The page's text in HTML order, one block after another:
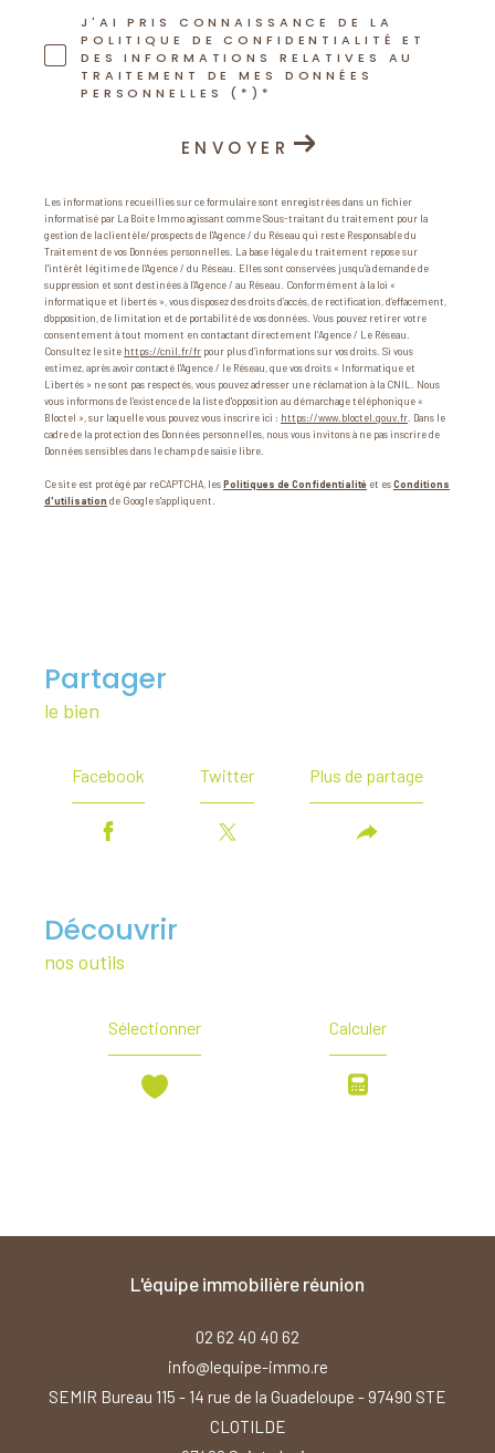
J'AI PRIS CONNAISSANCE DE LA
POLITIQUE DE CONFIDENTIALITÉ ET
DES INFORMATIONS RELATIVES AU
TRAITEMENT DE MES DONNÉES
PERSONNELLES (*)*
ENVOYER
Les informations recueillies sur ce formulaire sont enregistrées dans un fichier
informatisé par La Boite Immo agissant comme Sous-traitant du traitement pour la
gestion de la clientèle/prospects de l'Agence / du Réseau qui reste Responsable du
Traitement de vos Données personnelles. La base légale du traitement repose sur
l'intérêt légitime de l'Agence / du Réseau. Elles sont conservées jusqu'à demande de
suppression et sont destinées à l'Agence / au Réseau. Conformément à la loi «
informatique et libertés », vous disposez des droits d’accès, de rectification, d’effacement,
d’opposition, de limitation et de portabilité de vos données. Vous pouvez retirer votre
consentement à tout moment en contactant directement l’Agence / Le Réseau.
Consultez le site https://cnil.fr/fr pour plus d’informations sur vos droits. Si vous
estimez, après avoir contacté l'Agence / le Réseau, que vos droits « Informatique et
Libertés » ne sont pas respectés, vous pouvez adresser une réclamation à la CNIL. Nous
vous informons de l’existence de la liste d'opposition au démarchage téléphonique «
Bloctel », sur laquelle vous pouvez vous inscrire ici : https://www.bloctel.gouv.fr . Dans le
cadre de la protection des Données personnelles, nous vous invitons à ne pas inscrire de
Données sensibles dans le champ de saisie libre.
Ce site est protégé par reCAPTCHA, lesPolitiques de Confidentialité et esConditions
d'utilisation de Google s'appliquent.
partager
le bien
Facebook Twitter Plus de partage
découvrir
nos outils
Sélectionner Calculer
l'équipe immobilière réunion
02 62 40 40 62
info@lequipe-immo.re
SEMIR Bureau 115 - 14 rue de la Guadeloupe - 97490 STE
CLOTILDE